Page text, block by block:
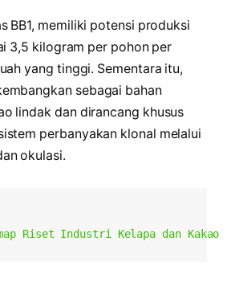
BB1, memiliki potensi produksi
3,5 kilogram per pohon per
yang tinggi. Sementara itu,
sebagai bahan
lindak dan dirancang khusus
perbanyakan klonal melalui
okulasi.
Riset Industri Kelapa dan Kakao